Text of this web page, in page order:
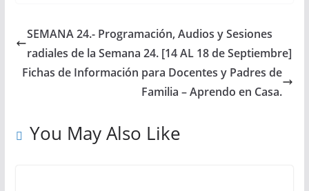
SEMANA 24.- Programación, Audios y Sesiones
radiales de la Semana 24. [14 AL 18 de Septiembre]
Fichas de Información para Docentes y Padres de
Familia – Aprendo en Casa.
You May Also Like